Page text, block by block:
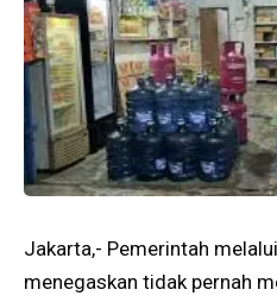
Jakarta,- Pemerintah
menegaskan tidak pernah